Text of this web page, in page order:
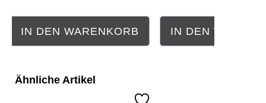
IN DEN WARENKORB IN DEN
Ähnliche Artikel